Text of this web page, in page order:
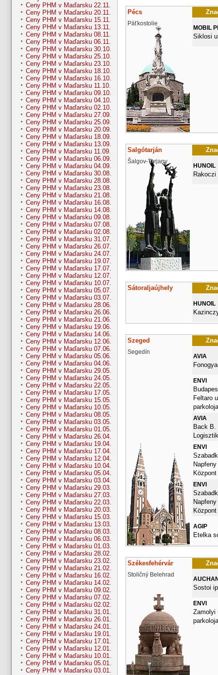
Ceny PHM v Maďarsku 22.11.
Ceny PHM v Maďarsku 20.11.
Ceny PHM v Maďarsku 15.11.
Ceny PHM v Maďarsku 13.11.
Ceny PHM v Maďarsku 08.11.
Ceny PHM v Maďarsku 06.11.
Ceny PHM v Maďarsku 30.10.
Ceny PHM v Maďarsku 25.10.
Ceny PHM v Maďarsku 23.10.
Ceny PHM v Maďarsku 18.10.
Ceny PHM v Maďarsku 16.10.
Ceny PHM v Maďarsku 11.10.
Ceny PHM v Maďarsku 09.10.
Ceny PHM v Maďarsku 04.10.
Ceny PHM v Maďarsku 02.10.
Ceny PHM v Maďarsku 27.09.
Ceny PHM v Maďarsku 25.09.
Ceny PHM v Maďarsku 20.09.
Ceny PHM v Maďarsku 18.09.
Ceny PHM v Maďarsku 13.09.
Ceny PHM v Maďarsku 11.09.
Ceny PHM v Maďarsku 06.09.
Ceny PHM v Maďarsku 04.09.
Ceny PHM v Maďarsku 30.08.
Ceny PHM v Maďarsku 28.08.
Ceny PHM v Maďarsku 23.08.
Ceny PHM v Maďarsku 21.08.
Ceny PHM v Maďarsku 16.08.
Ceny PHM v Maďarsku 14.08.
Ceny PHM v Maďarsku 09.08.
Ceny PHM v Maďarsku 07.08.
Ceny PHM v Maďarsku 02.08.
Ceny PHM v Maďarsku 31.07.
Ceny PHM v Maďarsku 26.07.
Ceny PHM v Maďarsku 24.07.
Ceny PHM v Maďarsku 19.07.
Ceny PHM v Maďarsku 17.07.
Ceny PHM v Maďarsku 12.07.
Ceny PHM v Maďarsku 10.07.
Ceny PHM v Maďarsku 05.07.
Ceny PHM v Maďarsku 03.07.
Ceny PHM v Maďarsku 28.06.
Ceny PHM v Maďarsku 26.06.
Ceny PHM v Maďarsku 21.06.
Ceny PHM v Maďarsku 19.06.
Ceny PHM v Maďarsku 14.06.
Ceny PHM v Maďarsku 12.06.
Ceny PHM v Maďarsku 07.06.
Ceny PHM v Maďarsku 05.06.
Ceny PHM v Maďarsku 04.06.
Ceny PHM v Maďarsku 29.05.
Ceny PHM v Maďarsku 24.05.
Ceny PHM v Maďarsku 22.05.
Ceny PHM v Maďarsku 17.05.
Ceny PHM v Maďarsku 15.05.
Ceny PHM v Maďarsku 10.05.
Ceny PHM v Maďarsku 08.05.
Ceny PHM v Maďarsku 03.05.
Ceny PHM v Maďarsku 01.05.
Ceny PHM v Maďarsku 26.04.
Ceny PHM v Maďarsku 19.04.
Ceny PHM v Maďarsku 17.04.
Ceny PHM v Maďarsku 12.04.
Ceny PHM v Maďarsku 10.04.
Ceny PHM v Maďarsku 05.04.
Ceny PHM v Maďarsku 03.04.
Ceny PHM v Maďarsku 29.03.
Ceny PHM v Maďarsku 27.03.
Ceny PHM v Maďarsku 22.03.
Ceny PHM v Maďarsku 20.03.
Ceny PHM v Maďarsku 15.03.
Ceny PHM v Maďarsku 13.03.
Ceny PHM v Maďarsku 08.03.
Ceny PHM v Maďarsku 06.03.
Ceny PHM v Maďarsku 01.03.
Ceny PHM v Maďarsku 28.02.
Ceny PHM v Maďarsku 23.02.
Ceny PHM v Maďarsku 21.02.
Ceny PHM v Maďarsku 16.02.
Ceny PHM v Maďarsku 14.02.
Ceny PHM v Maďarsku 09.02.
Ceny PHM v Maďarsku 07.02.
Ceny PHM v Maďarsku 02.02.
Ceny PHM v Maďarsku 31.01.
Ceny PHM v Maďarsku 26.01.
Ceny PHM v Maďarsku 24.01.
Ceny PHM v Maďarsku 19.01.
Ceny PHM v Maďarsku 17.01.
Ceny PHM v Maďarsku 12.01.
Ceny PHM v Maďarsku 10.01.
Ceny PHM v Maďarsku 05.01.
Ceny PHM v Maďarsku 03.01.
Pécs
Päťkostolie
MOBIL
Siklosi
Salgótarján
Šalgov-Tarjany
HUNOIL
Rakoczi
Sátoraljaújhely
HUNOIL
Szeged
Segedín
AVIA
ENVI
Feltaro
AVIA
Back B.
ENVI
ENVI
AGIP
Etelka
Székesfehérvár
Stoličný Belehrad
Sostoi
ENVI
Zamolyi